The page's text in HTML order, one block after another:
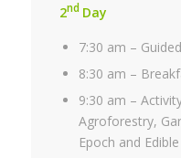
2nd Day
7:30 am –
8:30 am –
9:30 am –
Agroforestry,
Epoch and